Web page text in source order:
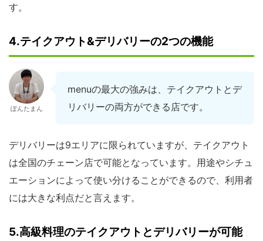
す。
4.テイクアウト&デリバリーの2つの機能
ぽんたまん
menuの最大の強みは、テイクアウトとデ
リバリーの両方ができる店です。
デリバリーは9エリアに限られていますが、テイクアウト
は全国のチェーン店で可能となっています。用途やシチュ
エーションによって使い分けることができるので、利用者
には大きな利点だと言えます。
5.高級料理のテイクアウトとデリバリーが可能